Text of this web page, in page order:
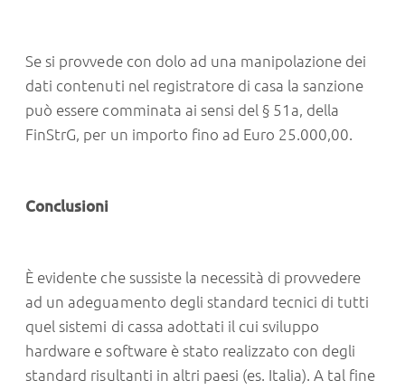
Se si provvede con dolo ad una manipolazione dei
dati contenuti nel registratore di casa la sanzione
può essere comminata ai sensi del § 51a, della
FinStrG, per un importo fino ad Euro 25.000,00.
Conclusioni
È evidente che sussiste la necessità di provvedere
ad un adeguamento degli standard tecnici di tutti
quel sistemi di cassa adottati il cui sviluppo
hardware e software è stato realizzato con degli
standard risultanti in altri paesi (es. Italia). A tal fine